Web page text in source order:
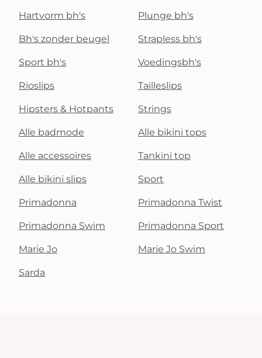
Hartvorm bh's Plunge bh's
Bh's zonder beugel Strapless bh's
Sport bh's Voedingsbh's
Rioslips Tailleslips
Hipsters & Hotpants Strings
Alle badmode Alle bikini tops
Alle accessoires Tankini top
Alle bikini slips Sport
Primadonna Primadonna Twist
Primadonna Swim Primadonna Sport
Marie Jo Marie Jo Swim
Sarda